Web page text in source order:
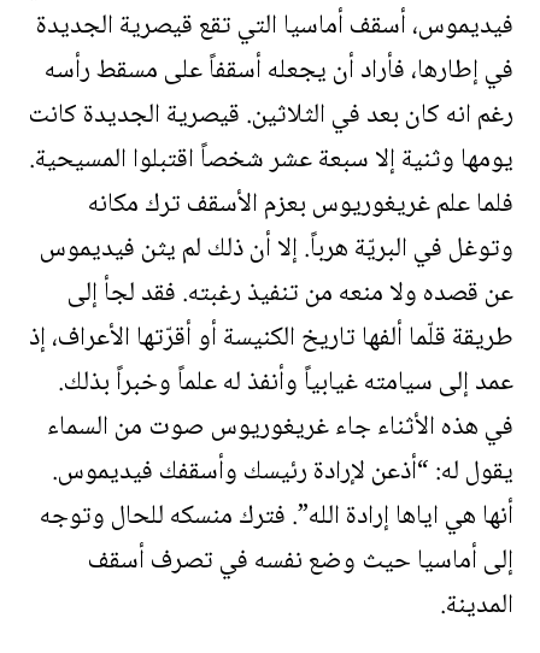
فيديموس، أسقف أماسيا التي تقع قيصرية الجديدة
في إطارها، فأراد أن يجعله أسقفاً على مسقط رأسه
رغم انه كان بعد في الثلاثين. قيصرية الجديدة كانت
يومها وثنية إلا سبعة عشر شخصاً اقتبلوا المسيحية.
فلما علم غريغوريوس بعزم الأسقف ترك مكانه
وتوغل في البريّة هرباً. إلا أن ذلك لم يثن فيديموس
عن قصده ولا منعه من تنفيذ رغبته. فقد لجأ إلى
طريقة قلّما ألفها تاريخ الكنيسة أو أقرّتها الأعراف، إذ
عمد إلى سيامته غيابياً وأنفذ له علماً وخبراً بذلك.
في هذه الأثناء جاء غريغوريوس صوت من السماء
يقول له: “أذعن لإرادة رئيسك وأسقفك فيديموس.
أنها هي اياها إرادة الله”. فترك منسكه للحال وتوجه
إلى أماسيا حيث وضع نفسه في تصرف أسقف
المدينة.